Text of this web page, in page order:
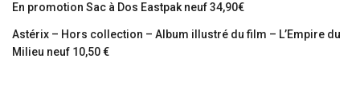
En promotion Sac à Dos Eastpak neuf 34,90€
Astérix – Hors collection – Album illustré du film – L’Empire du
Milieu neuf 10,50 €